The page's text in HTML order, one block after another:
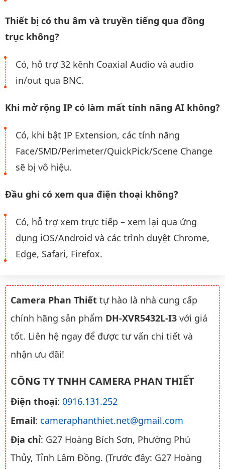
Thiết bị có thu âm và truyền tiếng qua đồng
trục không?
Có, hỗ trợ 32 kênh Coaxial Audio và audio
in/out qua BNC.
Khi mở rộng IP có làm mất tính năng AI không?
Có, khi bật IP Extension, các tính năng
Face/SMD/Perimeter/QuickPick/Scene Change
sẽ bị vô hiệu.
Đầu ghi có xem qua điện thoại không?
Có, hỗ trợ xem trực tiếp – xem lại qua ứng
dụng iOS/Android và các trình duyệt Chrome,
Edge, Safari, Firefox.
Camera Phan Thiết tự hào là nhà cung cấp
chính hãng sản phẩm DH-XVR5432L-I3 với giá
tốt. Liên hệ ngay để được tư vấn chi tiết và
nhận ưu đãi!
CÔNG TY TNHH CAMERA PHAN THIẾT
Điện thoại: 0916.131.252
Email: cameraphanthiet.net@gmail.com
Địa chỉ: G27 Hoàng Bích Sơn, Phường Phú
Thủy, Tỉnh Lâm Đồng. (Trước đây: G27 Hoàng